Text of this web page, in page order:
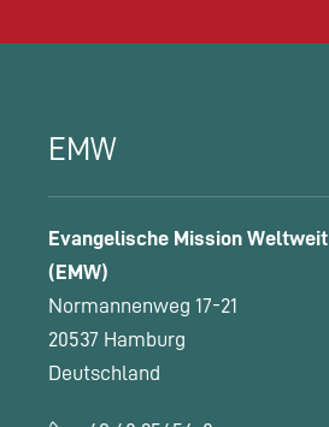
EMW
Evangelische Mission Weltweit
(EMW)
Normannenweg 17-21
20537 Hamburg
Deutschland